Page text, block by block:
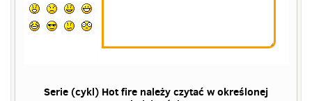
Serie (cykl) Hot fire należy czytać w określonej